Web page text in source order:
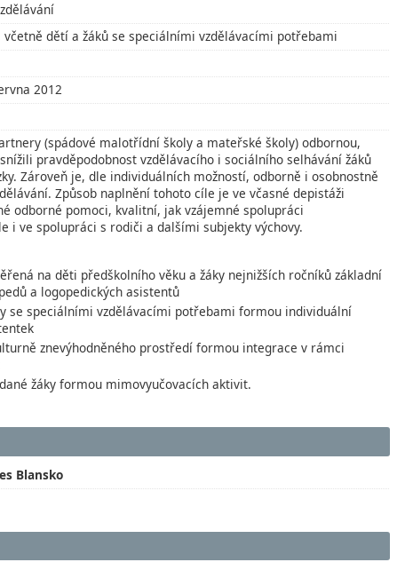
dětí a žáků se speciálními vzdělávacími potřebami
2012
(spádové malotřídní školy a mateřské školy) odbornou,
pravděpodobnost vzdělávacího i sociálního selhávání žáků
Zároveň je, dle individuálních možností, odborně i osobnostně
Způsob naplnění tohoto cíle je ve včasné depistáži
odborné pomoci, kvalitní, jak vzájemné spolupráci
i ve spolupráci s rodiči a dalšími subjekty výchovy.
na děti předškolního věku a žáky nejnižších ročníků základní
a logopedických asistentů
se speciálními vzdělávacími potřebami formou individuální
znevýhodněného prostředí formou integrace v rámci
žáky formou mimovyučovacích aktivit.
Blansko